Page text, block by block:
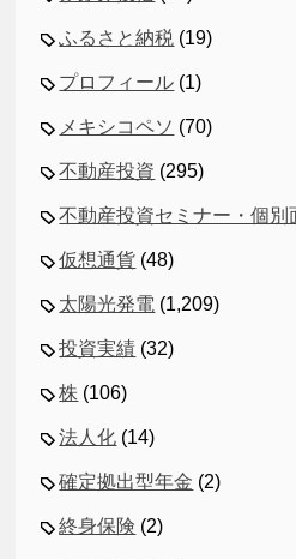
ふるさと納税 (19)
プロフィール (1)
メキシコペソ (70)
不動産投資 (295)
不動産投資セミナー・個別
仮想通貨 (48)
太陽光発電 (1,209)
投資実績 (32)
株 (106)
法人化 (14)
確定拠出型年金 (2)
終身保険 (2)